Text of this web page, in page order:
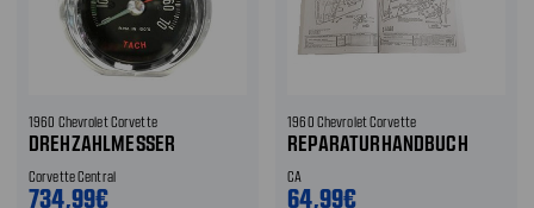
1960 Chevrolet Corvette
DREHZAHLMESSER
Corvette Central
734,99€
1960 Chevrolet Corvette
REPARATURHANDBUCH
CA
64,99€